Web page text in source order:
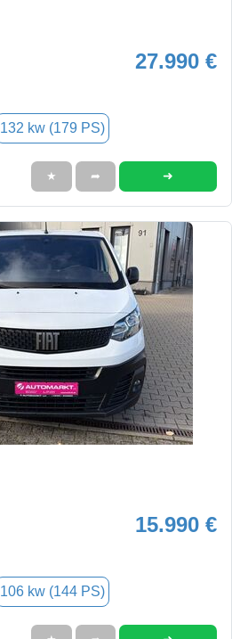
27.990 €
132 kw (179 PS)
★ ➦ ➜
15.990 €
106 kw (144 PS)